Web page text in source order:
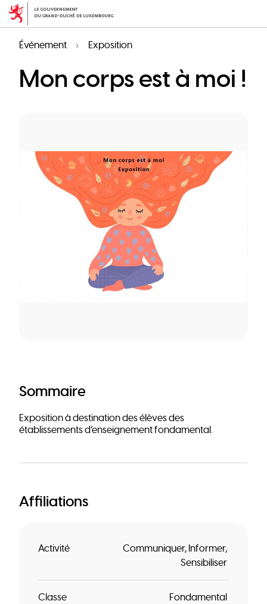
Aller
au
principalÉvénement Exposition
Mon corps est à moi !
Sommaire
Exposition à destination des élèves des
établissements d’enseignement fondamental.
Affiliations
Activité Communiquer Informer
Sensibiliser
Classe Fondamental